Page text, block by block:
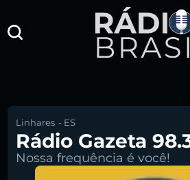
Linhares - ES
Rádio Gazeta
Nossa frequência é você!